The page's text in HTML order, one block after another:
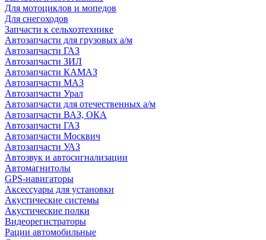
Для мотоциклов и мопедов
Для снегоходов
Запчасти к сельхозтехнике
Автозапчасти для грузовых а/м
Автозапчасти ГАЗ
Автозапчасти ЗИЛ
Автозапчасти КАМАЗ
Автозапчасти МАЗ
Автозапчасти Урал
Автозапчасти для отечественных а/м
Автозапчасти ВАЗ, ОКА
Автозапчасти ГАЗ
Автозапчасти Москвич
Автозапчасти УАЗ
Автозвук и автосигнализации
Автомагнитолы
GPS-навигаторы
Аксессуары для установки
Акустические системы
Акустические полки
Видеорегистраторы
Рации автомобильные